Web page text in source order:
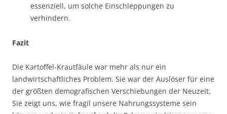
essenziell, um solche Einschleppungen zu
verhindern.
Fazit
Die Kartoffel-Krautfäule war mehr als nur ein
landwirtschaftliches Problem. Sie war der Auslöser für eine
der größten demografischen Verschiebungen der Neuzeit.
Sie zeigt uns, wie fragil unsere Nahrungssysteme sein